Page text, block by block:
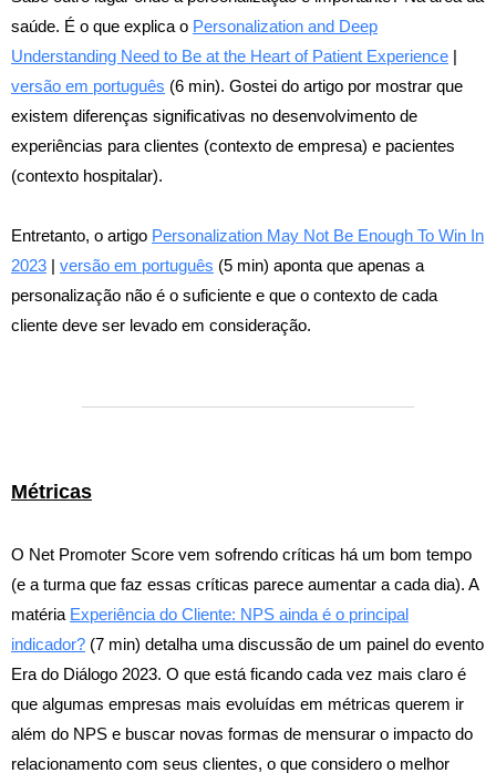
saúde. É o que explica o Personalization and Deep
Understanding Need to Be at the Heart of Patient Experience |
versão em português (6 min). Gostei do artigo por mostrar que
existem diferenças significativas no desenvolvimento de
experiências para clientes (contexto de empresa) e pacientes
(contexto hospitalar).
Entretanto, o artigo Personalization May Not Be Enough To Win In
2023 | versão em português (5 min) aponta que apenas a
personalização não é o suficiente e que o contexto de cada
cliente deve ser levado em consideração.
Métricas
O Net Promoter Score vem sofrendo críticas há um bom tempo
(e a turma que faz essas críticas parece aumentar a cada dia). A
matéria Experiência do Cliente: NPS ainda é o principal
indicador? (7 min) detalha uma discussão de um painel do evento
Era do Diálogo 2023. O que está ficando cada vez mais claro é
que algumas empresas mais evoluídas em métricas querem ir
além do NPS e buscar novas formas de mensurar o impacto do
relacionamento com seus clientes, o que considero o melhor